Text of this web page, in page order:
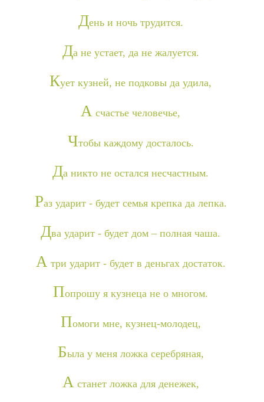
День и ночь трудится.
Да не устает, да не жалуется.
Кует кузней, не подковы да удила,
А счастье человечье,
Чтобы каждому досталось.
Да никто не остался несчастным.
Раз ударит - будет семья крепка да лепка.
Два ударит - будет дом – полная чаша.
А три ударит - будет в деньгах достаток.
Попрошу я кузнеца не о многом.
Помоги мне, кузнец-молодец,
Была у меня ложка серебряная,
А станет ложка для денежек,